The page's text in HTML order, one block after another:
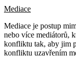
Mediace
Mediace je postup
nebo více mediátorů,
konfliktu tak, aby jim
konfliktu uzavřením